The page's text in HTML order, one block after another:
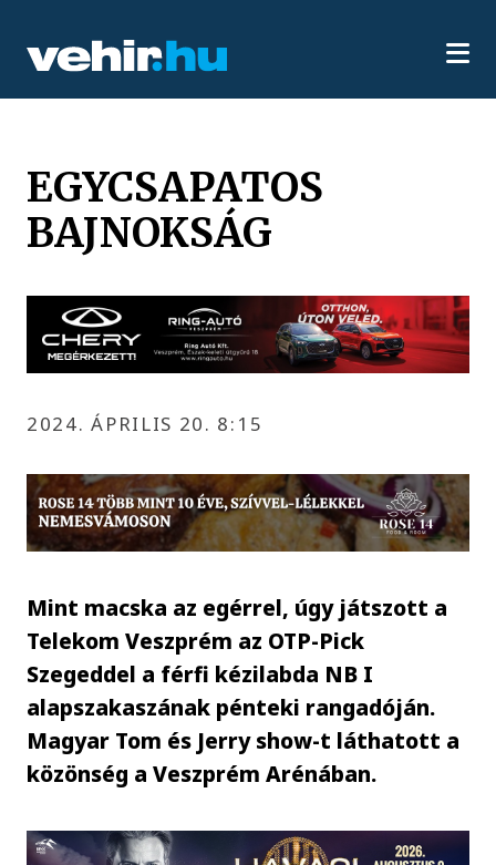
EGYCSAPATOS
BAJNOKSÁG
2024. ÁPRILIS 20. 8:15
Mint macska az egérrel, úgy játszott a
Telekom Veszprém az OTP-Pick
Szegeddel a férfi kézilabda NB I
alapszakaszának pénteki rangadóján.
Magyar Tom és Jerry show-t láthatott a
közönség a Veszprém Arénában.